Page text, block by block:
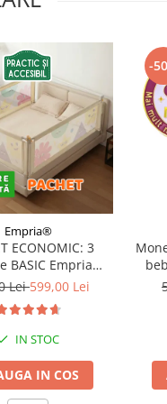
Empria®
ECONOMIC: 3
BASIC Empria
pat 180X200 cm +
Lei599,00 Lei
IN STOC
IN COS
-